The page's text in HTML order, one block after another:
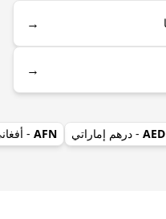
→
→
AED - درهم إماراتي AFN
-